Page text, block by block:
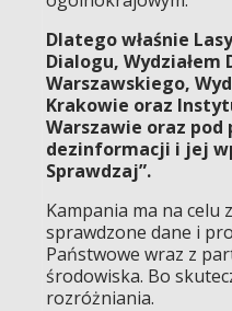
Dlatego właśnie
Dialogu,
Warszawskiego,
Krakowie oraz
Warszawie oraz
dezinformacji i jej
Sprawdzaj”.
Kampania ma na celu
sprawdzone dane i
Państwowe wraz z
środowiska. Bo
rozróżniania.